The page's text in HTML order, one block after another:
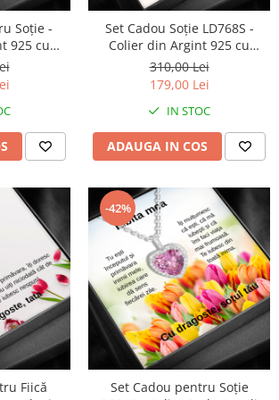
Soție -
925 cu
placat
cu
Set Cadou Soție LD768S -
Colier din Argint 925 cu
Pandantiv "Cheia Destinului",
placat cu rodiu, în Cutie
Elegantă cu Mesaj Emoționant
310,00 Lei
179,00 Lei
IN STOC
ADAUGA IN COS
Fiică
-42%
Set Cadou pentru Soție